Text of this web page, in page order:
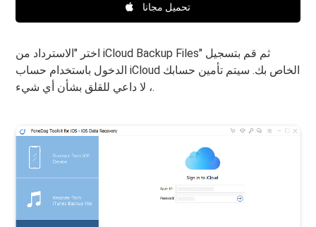
تحميل مجانا
اختر "الاسترداد من iCloud Backup Files" ثم قم بتسجيل
الدخول باستخدام حساب iCloud الخاص بك. سيتم تأمين حسابك
، لا داعي للقلق بشأن أي شيء.